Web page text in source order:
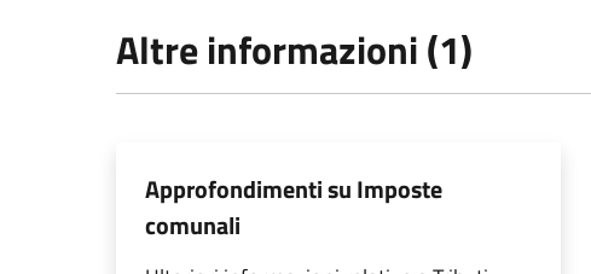
Altre informazioni (1)
Approfondimenti su Imposte
comunali